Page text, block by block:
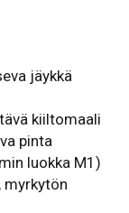
jäykkä
kiiltomaali
pinta
luokka M1)
myrkytön